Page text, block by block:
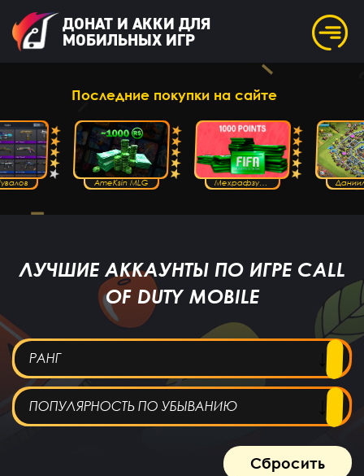
ДОНАТ И АККИ ДЛЯ
МОБИЛЬНЫХ ИГР
Последние покупки на сайте
AmeKsin MLG
ЛУЧШИЕ АККАУНТЫ ПО ИГРЕ CALL
OF DUTY MOBILE
Сбросить
РАНГ
ПОПУЛЯРНОСТЬ ПО УБЫВАНИЮ